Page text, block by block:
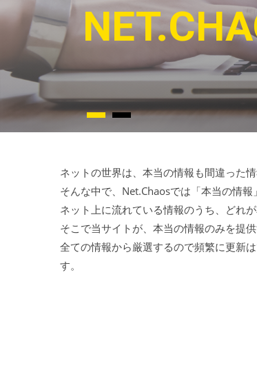
ネットの世界は、本当の情報も間違った
そんな中で、Net.Chaosでは「本当の情報
ネット上に流れている情報のうち、どれ
そこで当サイトが、本当の情報のみを提
全ての情報から厳選するので頻繁に更新
す。